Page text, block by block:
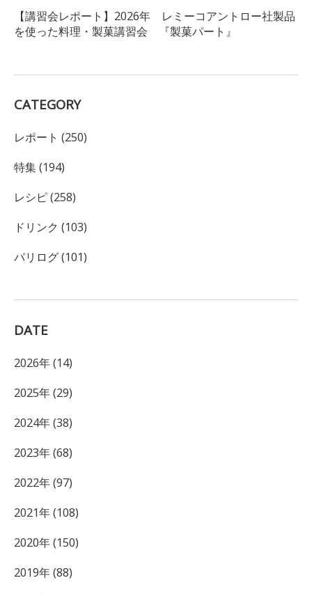
【講習会レポート】2026年 レミーコアントロー社製品
を使った料理・製菓講習会 『製菓パート』
CATEGORY
レポート (250)
特集 (194)
レシピ (258)
ドリンク (103)
パリログ (101)
DATE
2026年 (14)
2025年 (29)
2024年 (38)
2023年 (68)
2022年 (97)
2021年 (108)
2020年 (150)
2019年 (88)